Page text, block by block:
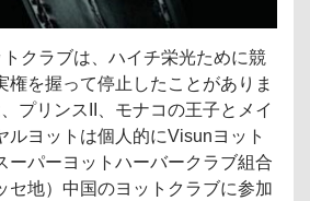
クラブは、ハイチ栄光ために競
権を握って停止したことがありま
プリンスII、モナコの王子とメイ
ルヨットは個人的にVisunヨット
ーパーヨットハーバークラブ組合
セ地）中国のヨットクラブに参加